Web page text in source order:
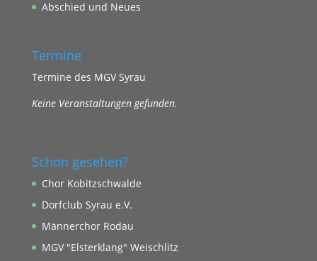
Abschied und Neues
Termine
Termine des MGV Syrau
Keine Veranstaltungen gefunden.
Schon gesehen?
Chor Kobitzschwalde
Dorfclub Syrau e.V.
Männerchor Rodau
MGV "Elsterklang" Weischlitz